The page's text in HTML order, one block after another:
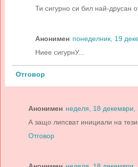
Ти сигурно си бил най-друсан
Анонимен понеделник, 19
Ниее сигурнУ...
Отговор
Анонимен неделя, 18 декември,
А защо липсват инициали на
Отговор